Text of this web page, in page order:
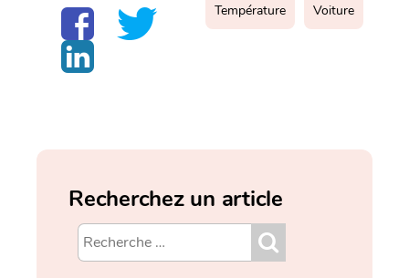
Température Voiture
Recherchez un article